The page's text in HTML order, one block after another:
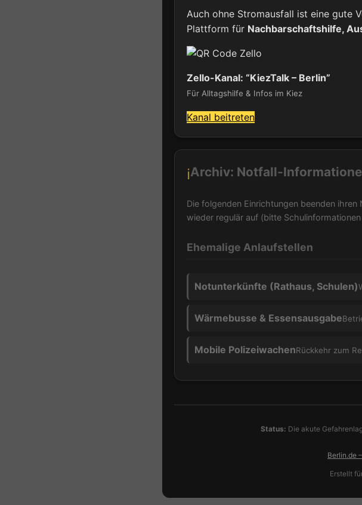
Auch ohne Stromausfall ist eine gute
Plattform für Nachbarschaftshilfe,
Zello-Kanal: “KiezTalk – Berlin”
Für Alltagshilfe & Infos im Kiez
Kanal beitreten
ℹ️Archiv: Notfall-
Die folgenden Einrichtungen beenden
wieder regulär auf (bitte
Ehemalige Anlaufstellen
Notunterkünfte (Rathaus, Schulen)
Wärmebusse & Essensausgabe
Mobile PolizeiwachenRückkehr zum
Status: Die akute
Berlin.de
Erstellt